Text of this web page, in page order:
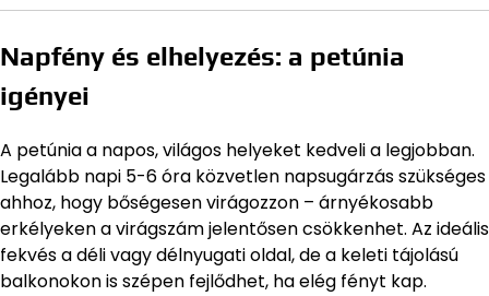
Napfény és elhelyezés: a petúnia
igényei
A petúnia a napos, világos helyeket kedveli a legjobban.
Legalább napi 5-6 óra közvetlen napsugárzás szükséges
ahhoz, hogy bőségesen virágozzon – árnyékosabb
erkélyeken a virágszám jelentősen csökkenhet. Az ideális
fekvés a déli vagy délnyugati oldal, de a keleti tájolású
balkonokon is szépen fejlődhet, ha elég fényt kap.